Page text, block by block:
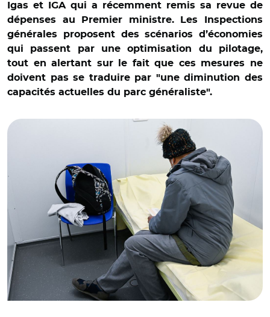
Igas et IGA qui a récemment remis sa revue de
dépenses au Premier ministre. Les Inspections
générales proposent des scénarios d’économies
qui passent par une optimisation du pilotage,
tout en alertant sur le fait que ces mesures ne
doivent pas se traduire par "une diminution des
capacités actuelles du parc généraliste".